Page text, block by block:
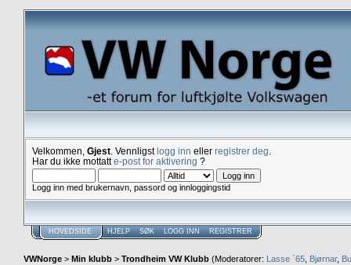
Velkommen, Gjest . Vennligstlogg inn eller registrer deg
Har du ikke mottatte-post for aktivering ?
Logg inn med brukernavn, passord og innloggingstid
HOVEDSIDE HJELP SØK LOGG INN REGISTRER
VWNorge > Min klubb > Trondheim VW Klubb (Moderatorer: Lasse `65 Bjørnar,